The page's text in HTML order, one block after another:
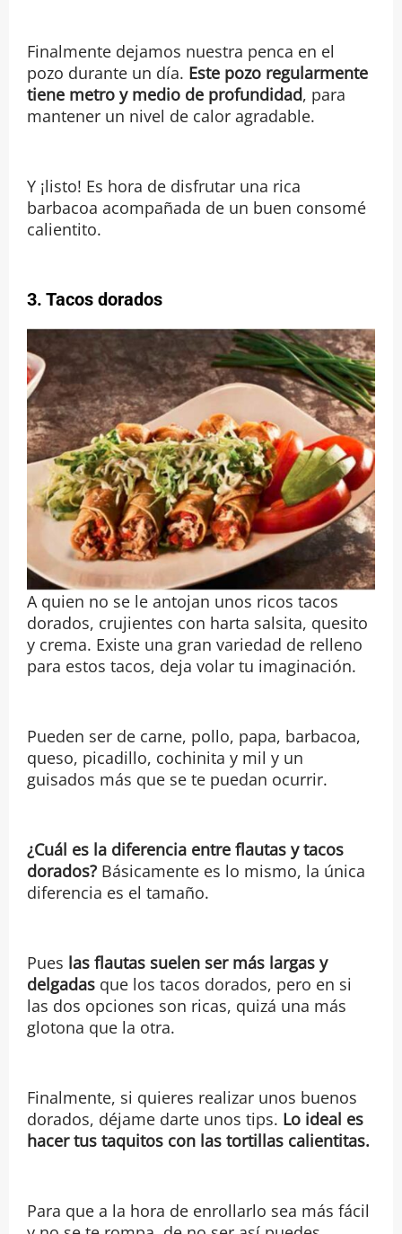
Finalmente dejamos nuestra penca en el
pozo durante un día. Este pozo regularmente
tiene metro y medio de profundidad, para
mantener un nivel de calor agradable.
Y ¡listo! Es hora de disfrutar una rica
barbacoa acompañada de un buen consomé
calientito.
3. Tacos dorados
A quien no se le antojan unos ricos tacos
dorados, crujientes con harta salsita, quesito
y crema. Existe una gran variedad de relleno
para estos tacos, deja volar tu imaginación.
Pueden ser de carne, pollo, papa, barbacoa,
queso, picadillo, cochinita y mil y un
guisados más que se te puedan ocurrir.
¿Cuál es la diferencia entre flautas y tacos
dorados? Básicamente es lo mismo, la única
diferencia es el tamaño.
Pues las flautas suelen ser más largas y
delgadasque los tacos dorados, pero en si
las dos opciones son ricas, quizá una más
glotona que la otra.
Finalmente, si quieres realizar unos buenos
dorados, déjame darte unos tips. Lo ideal es
hacer tus taquitos con las tortillas calientitas.
Para que a la hora de enrollarlo sea más fácil